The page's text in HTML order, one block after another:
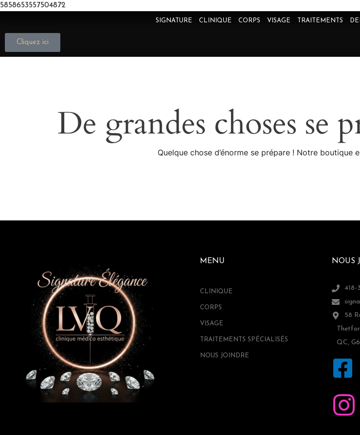
5858653557504872
SIGNATURE CLINIQUE CORPS VISAGE TRAITEMENTS
Cliquez ici
De grandes choses se
Quelque chose d’énorme se prépare ! Notre boutique
MENU
CLINIQUE
CORPS
VISAGE
TRAITEMENTS SPÉCIALISÉS
NOUS JOINDRE
NOUS
418-
58
QC,